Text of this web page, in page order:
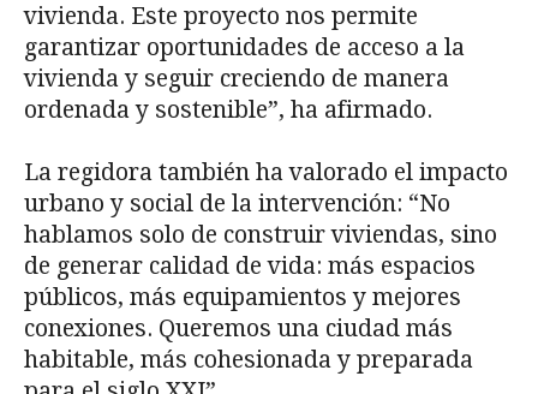
vivienda. Este proyecto nos permite
garantizar oportunidades de acceso a la
vivienda y seguir creciendo de manera
ordenada y sostenible”, ha afirmado.
La regidora también ha valorado el impacto
urbano y social de la intervención: “No
hablamos solo de construir viviendas, sino
de generar calidad de vida: más espacios
públicos, más equipamientos y mejores
conexiones. Queremos una ciudad más
habitable, más cohesionada y preparada